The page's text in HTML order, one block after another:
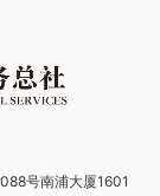
号南浦大厦1601